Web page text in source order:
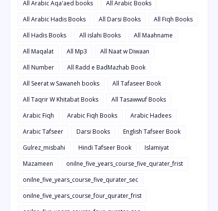
All Arabic Aqa'aed books
All Arabic Books
All Arabic Hadis Books
All Darsi Books
All Fiqh Books
All Hadis Books
All islahi Books
All Maahname
All Maqalat
All Mp3
All Naat w Diwaan
All Number
All Radd e BadMazhab Book
All Seerat w Sawaneh books
All Tafaseer Book
All Taqrir W Khitabat Books
All Tasawwuf Books
Arabic Fiqh
Arabic Fiqh Books
Arabic Hadees
Arabic Tafseer
Darsi Books
English Tafseer Book
Gulrez_misbahi
Hindi Tafseer Book
Islamiyat
Mazameen
onilne_five_years_course_five_qurater_frist
onilne_five_years_course_five_qurater_sec
onilne_five_years_course_four_qurater_frist